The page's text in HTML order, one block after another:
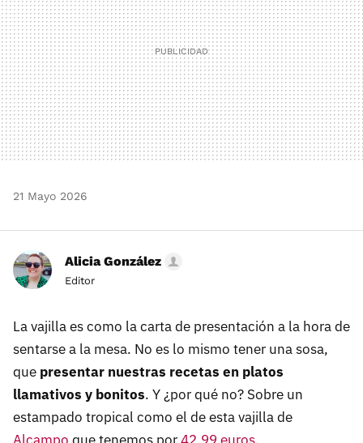
21 Mayo 2026
Alicia González
Editor
La vajilla es como la carta de presentación a la hora de
sentarse a la mesa. No es lo mismo tener una sosa,
que presentar nuestras recetas en platos
llamativos y bonitos. Y ¿por qué no? Sobre un
estampado tropical como el de esta vajilla de